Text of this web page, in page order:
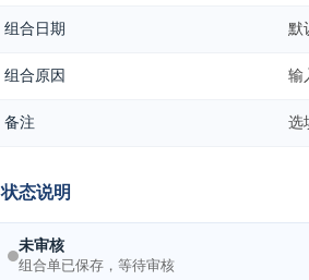
组合日期 默
组合原因 输
备注 选
状态说明
未审核
组合单已保存，等待审核